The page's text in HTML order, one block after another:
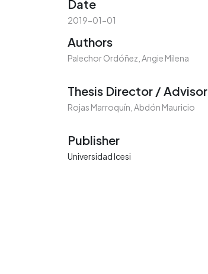
Date
2019-01-01
Authors
Palechor Ordóñez, Angie Milena
Thesis Director / Advisor
Rojas Marroquín, Abdón Mauricio
Publisher
Universidad Icesi